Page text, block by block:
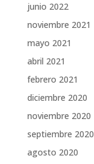
junio 2022
noviembre 2021
mayo 2021
abril 2021
febrero 2021
diciembre 2020
noviembre 2020
septiembre 2020
agosto 2020